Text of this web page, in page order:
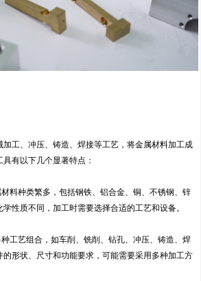
工、冲压、铸造、焊接等工艺，将金属材料加工成
有以下几个显著特点：
料种类繁多，包括钢铁、铝合金、铜、不锈钢、锌
性质不同，加工时需要选择合适的工艺和设备。
工艺组合，如车削、铣削、钻孔、冲压、铸造、焊
形状、尺寸和功能要求，可能需要采用多种加工方